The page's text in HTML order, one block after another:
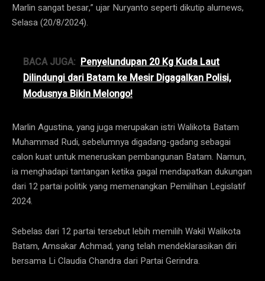
Marlin sangat besar,” ujar Nuryanto seperti dikutip alurnews,
Selasa (20/8/2024).
BACA JUGA: Penyelundupan 20 Kg Kuda Laut
Dilindungi dari Batam ke Mesir Digagalkan Polisi,
Modusnya Bikin Melongo!
Marlin Agustina, yang juga merupakan istri Walikota Batam
Muhammad Rudi, sebelumnya digadang-gadang sebagai
calon kuat untuk meneruskan pembangunan Batam. Namun,
ia menghadapi tantangan ketika gagal mendapatkan dukungan
dari 12 partai politik yang memenangkan Pemilihan Legislatif
2024.
Sebelas dari 12 partai tersebut lebih memilih Wakil Walikota
Batam, Amsakar Achmad, yang telah mendeklarasikan diri
bersama Li Claudia Chandra dari Partai Gerindra.